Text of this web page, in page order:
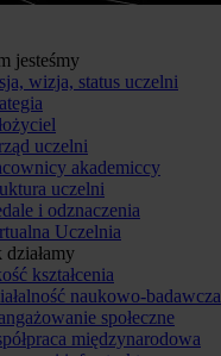
jesteśmy
wizja, status uczelni
uczelni
akademiccy
uczelni
i odznaczenia
Uczelnia
działamy
kształcenia
naukowo-badawcza
społeczne
międzynarodowa